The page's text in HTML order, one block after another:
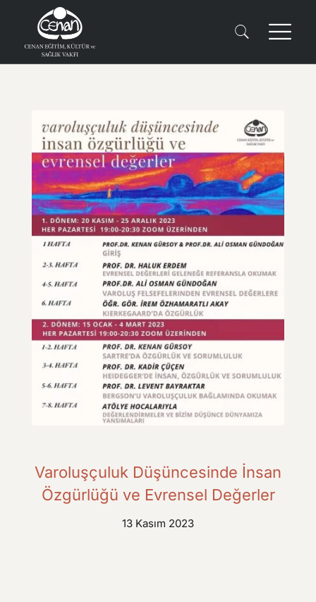
Varoluşçuluk Düşüncesinde İnsan
Özgürlüğü ve Evrensel Değerler
13 Kasım 2023